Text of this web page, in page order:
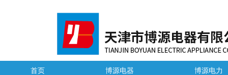
首页 博源电器 博源电力